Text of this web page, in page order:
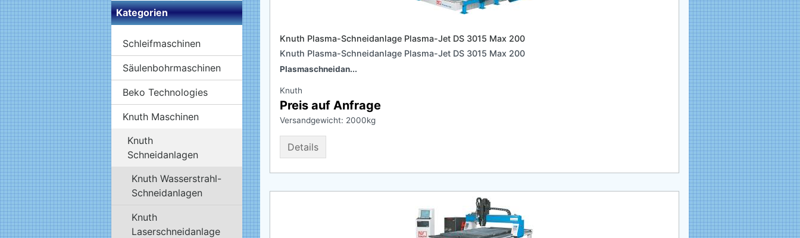
Kategorien
Schleifmaschinen
Säulenbohrmaschinen
Beko Technologies
Knuth Maschinen
Knuth
Schneidanlagen
Knuth Wasserstrahl-
Schneidanlagen
Knuth
Laserschneidanlage
Knuth Plasma-Schneidanlage Plasma-Jet DS 3015 Max 200
Knuth Plasma-Schneidanlage Plasma-Jet DS 3015 Max 200
Plasmaschneidan...
Knuth
Preis auf Anfrage
Versandgewicht: 2000kg
Details